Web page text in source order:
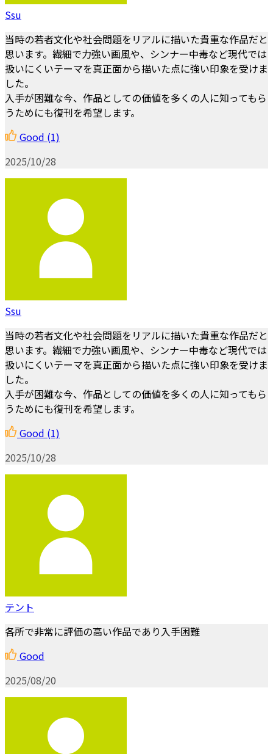
Ssu
当時の若者文化や社会問題をリアルに描いた貴重な作品だと
思います。繊細で力強い画風や、シンナー中毒など現代では
扱いにくいテーマを真正面から描いた点に強い印象を受けま
した。
入手が困難な今、作品としての価値を多くの人に知ってもら
うためにも復刊を希望します。
Good (1)
2025/10/28
Ssu
当時の若者文化や社会問題をリアルに描いた貴重な作品だと
思います。繊細で力強い画風や、シンナー中毒など現代では
扱いにくいテーマを真正面から描いた点に強い印象を受けま
した。
入手が困難な今、作品としての価値を多くの人に知ってもら
うためにも復刊を希望します。
Good (1)
2025/10/28
テント
各所で非常に評価の高い作品であり入手困難
Good
2025/08/20